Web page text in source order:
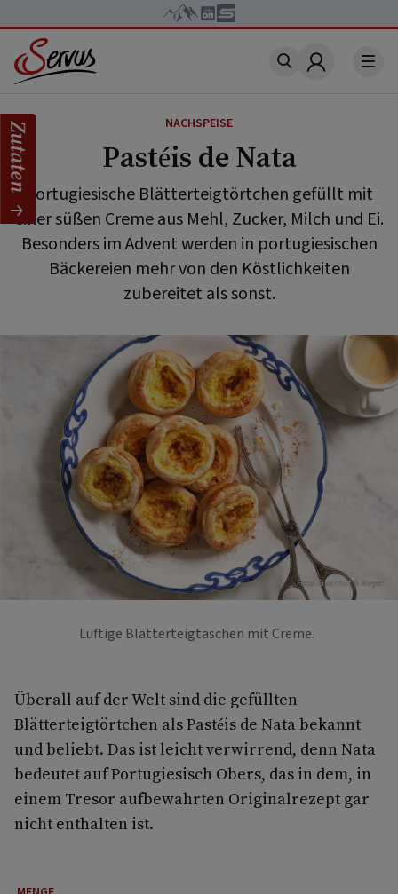
Account
NACHSPEISE
Pastéis de Nata
Portugiesische Blätterteigtörtchen gefüllt mit
einer süßen Creme aus Mehl, Zucker, Milch und Ei.
Besonders im Advent werden in portugiesischen
Bäckereien mehr von den Köstlichkeiten
zubereitet als sonst.
Foto: Eisenhut & Mayer
Luftige Blätterteigtaschen mit Creme.
Überall auf der Welt sind die gefüllten
Blätterteigtörtchen als Pastéis de Nata bekannt
und beliebt. Das ist leicht verwirrend, denn Nata
bedeutet auf Portugiesisch Obers, das in dem, in
einem Tresor aufbewahrten Originalrezept gar
nicht enthalten ist.
Zutaten